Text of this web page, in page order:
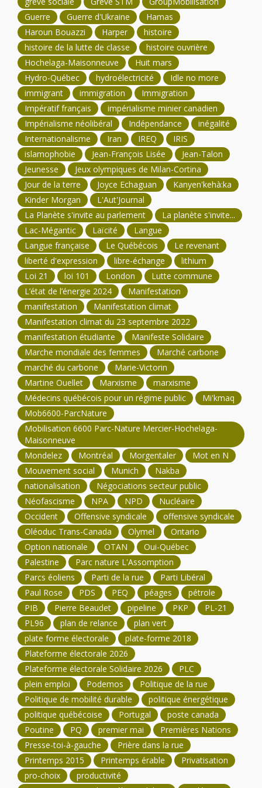
Guerre
Guerre d'Ukraine
Hamas
Haroun Bouazzi
Harper
histoire
histoire de la lutte de classe
histoire ouvrière
Hochelaga-Maisonneuve
Huit mars
Hydro-Québec
hydroélectricité
Idle no more
immigrant
immigration
Immigration
Impératif français
impérialisme minier canadien
Impérialisme néolibéral
Indépendance
inégalité
Internationalisme
Iran IREQ
IRIS
islamophobie
Jean-François Lisée
Jean-Talon
Jeunesse
Jeux olympiques de Milan-Cortina
Jour de la terre
Joyce Echaguan
Kanyen'kehà:ka
Kinder Morgan
L'Aut'Journal
La Planète s'invite au parlement
La planète s'invite...
Lac-Mégantic
Laïcité
Langue
Langue française
Le Québécois
Le revenant
liberté d'expression
libre-échange
lithium
Loi 21
loi 101 London
Lutte commune
L’état de l’énergie 2024
Manifestation
manifestation
Manifestation climat
Manifestation climat du 23 septembre 2022
manifestation étudiante
Manifeste Solidaire
Marche mondiale des femmes
Marché carbone
marché du carbone
Marie-Victorin
Martine Ouellet
Marxisme
marxisme
Médecins québécois pour un régime public
Mi'kmaq
Mob6600-ParcNature
Mobilisation 6600 Parc-Nature Mercier-Hochelaga-
Maisonneuve
Mondelez
Montréal Morgentaler
Mot en N
Mouvement social
Munich
Nakba
nationalisation
Négociations secteur public
Néofascisme
NPA NPD
Nucléaire
Occident
Offensive syndicale
offensive syndicale
Oléoduc Trans-Canada
Olymel
Ontario
Option nationale
OTAN
Oui-Québec
Palestine
Parc nature L'Assomption
Parcs éoliens
Parti de la rue
Parti Libéral
Paul Rose
PDS PEQ péages
pétrole
PIB
Pierre Beaudet pipeline PKP
PL-21
PL96
plan de relance
plan vert
plate forme électorale
plate-forme 2018
Plateforme électorale 2026
Plateforme électorale Solidaire 2026
PLC
plein emploi
Podemos
Politique de la rue
Politique de mobilité durable
politique énergétique
politique québécoise
Portugal
poste canada
Poutine
PQ premier mai
Premières Nations
Presse-toi-à-gauche
Prière dans la rue
Printemps 2015
Printemps érable
Privatisation
pro-choix
productivité